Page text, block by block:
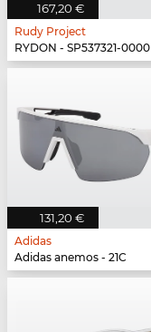
167,20 €
Rudy Project
RYDON - SP537321-0000
131,20 €
Adidas
Adidas anemos - 21C